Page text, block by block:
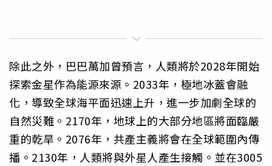
除此之外，巴巴萬加曾預言，人類將於2028年開始
探索金星作為能源來源。2033年，極地冰蓋會融
化，導致全球海平面迅速上升，進一步加劇全球的
自然災難。2170年，地球上的大部分地區將面臨嚴
重的乾旱。2076年，共產主義將會在全球範圍內傳
播。2130年，人類將與外星人產生接觸。並在3005